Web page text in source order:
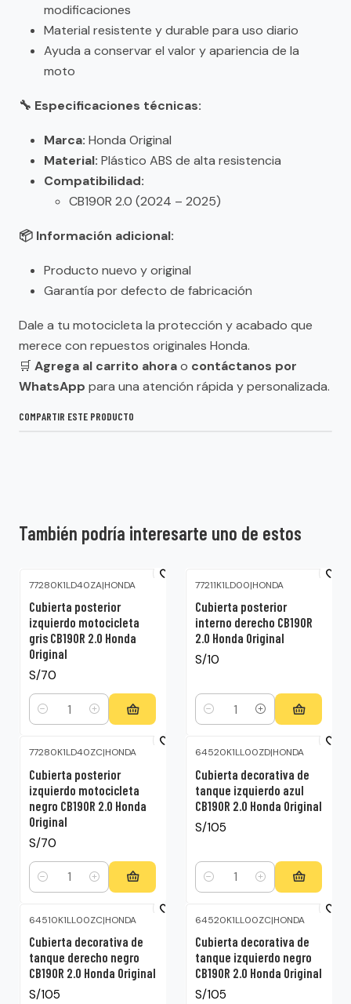
modificaciones
Material resistente y durable para uso diario
Ayuda a conservar el valor y apariencia de la
moto
🔧 Especificaciones técnicas:
Marca: Honda Original
Material: Plástico ABS de alta resistencia
Compatibilidad:
CB190R 2.0 (2024 – 2025)
📦 Información adicional:
Producto nuevo y original
Garantía por defecto de fabricación
Dale a tu motocicleta la protección y acabado que
merece con repuestos originales Honda.
🛒 Agrega al carrito ahorao contáctanos por
WhatsApp para una atención rápida y personalizada.
COMPARTIR ESTE PRODUCTO
También podría interesarte uno de estos
77280K1LD40ZA|HONDA
Cubierta posterior
izquierdo motocicleta
gris CB190R 2.0 Honda
Original
S/70
Cantidad
77211K1LD00|HONDA
Cubierta posterior
interno derecho CB190R
2.0 Honda Original
S/10
Cantidad
77280K1LD40ZC|HONDA
Cubierta posterior
izquierdo motocicleta
negro CB190R 2.0 Honda
Original
S/70
Cantidad
64520K1LL00ZD|HONDA
Cubierta decorativa de
tanque izquierdo azul
CB190R 2.0 Honda Original
S/105
Cantidad
64510K1LL00ZC|HONDA
Cubierta decorativa de
tanque derecho negro
CB190R 2.0 Honda Original
S/105
64520K1LL00ZC|HONDA
Cubierta decorativa de
tanque izquierdo negro
CB190R 2.0 Honda Original
S/105